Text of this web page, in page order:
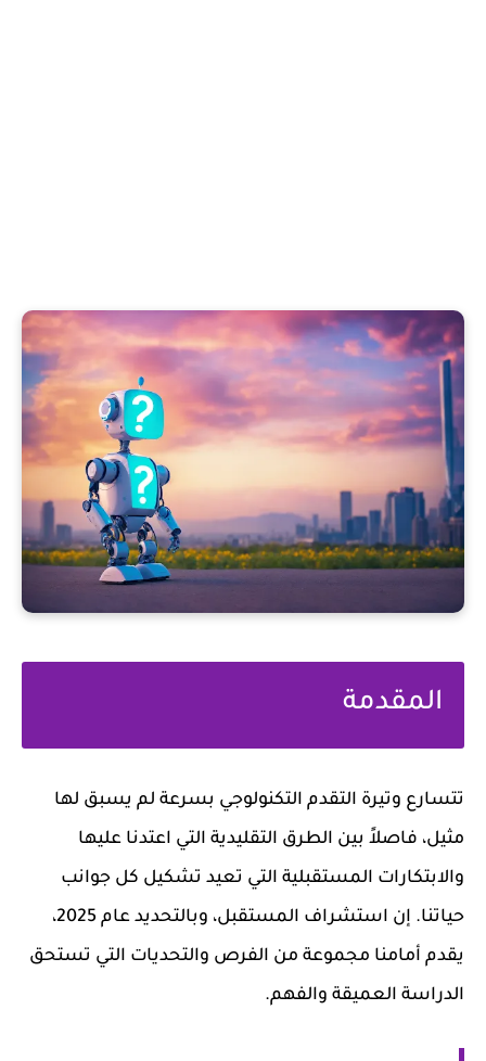
المقدمة
تتسارع وتيرة التقدم التكنولوجي بسرعة لم يسبق لها
مثيل، فاصلاً بين الطرق التقليدية التي اعتدنا عليها
والابتكارات المستقبلية التي تعيد تشكيل كل جوانب
حياتنا. إن استشراف المستقبل، وبالتحديد عام 2025،
يقدم أمامنا مجموعة من الفرص والتحديات التي تستحق
الدراسة العميقة والفهم.